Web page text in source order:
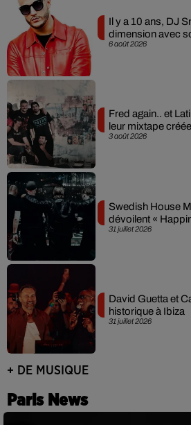
6 août 2026
Il y a 10 ans, DJ
dimension avec
3 août 2026
Fred again.. et
leur mixtape
31 juillet 2026
Swedish House
dévoilent «
31 juillet 2026
David Guetta et
historique à Ibiza
+ DE MUSIQUE
Paris News